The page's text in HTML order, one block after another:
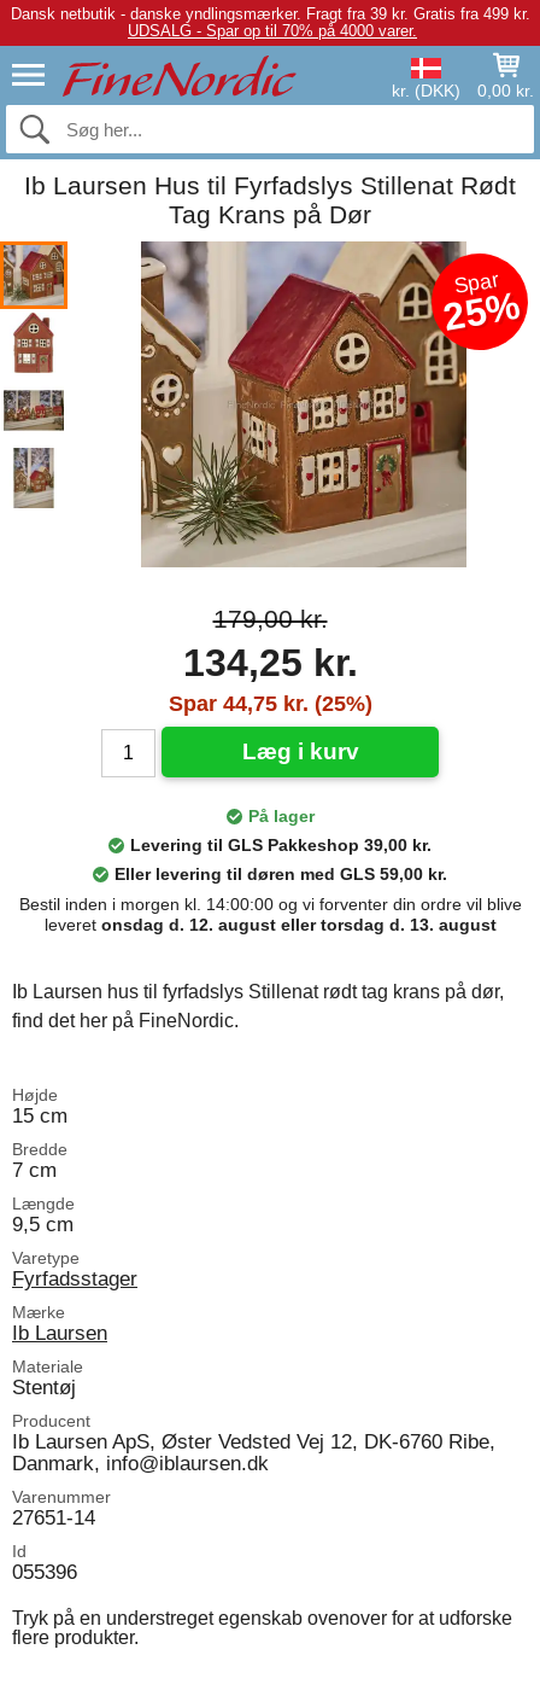
Dansk netbutik - danske yndlingsmærker. Fragt fra 39 kr. Gratis fra 499 kr.
UDSALG - Spar op til 70% på 4000 varer.
kr. (DKK) 0,00 kr.
Ib Laursen Hus til Fyrfadslys Stillenat Rødt
Tag Krans på Dør
Spar
25%
179,00 kr.
134,25 kr.
Spar 44,75 kr. (25%)
Læg i kurv
På lager
Levering til GLS Pakkeshop 39,00 kr.
Eller levering til døren med GLS 59,00 kr.
Bestil inden i morgen kl. 14:00:00 og vi forventer din ordre vil blive
leveret onsdag d. 12. august eller torsdag d. 13. august
Ib Laursen hus til fyrfadslys Stillenat rødt tag krans på dør,
find det her på FineNordic.
Højde
15 cm
Bredde
7 cm
Længde
9,5 cm
Varetype
Fyrfadsstager
Mærke
Ib Laursen
Materiale
Stentøj
Producent
Ib Laursen ApS, Øster Vedsted Vej 12, DK-6760 Ribe,
Danmark, info@iblaursen.dk
Varenummer
27651-14
Id
055396
Tryk på en understreget egenskab ovenover for at udforske
flere produkter.